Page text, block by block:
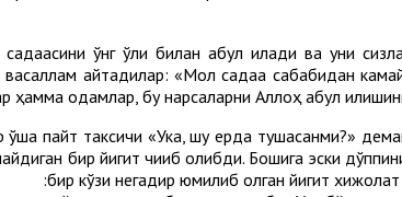
ўнг қўли билан қабул қилади ва уни
айтадилар: «Мол садақа сабабидан
ҳамма одамлар, бу нарсаларни Aллоҳ қабул
ўша пайт таксичи «Ука, шу ерда тушасанми?»
бир йигит чиқиб қолибди. Бошига эски дўппини
бир кўзи негадир юмилиб қолган йигит